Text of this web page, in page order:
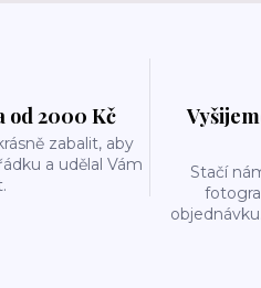
od 2000 Kč
zabalit, aby
a udělal Vám
Stačí